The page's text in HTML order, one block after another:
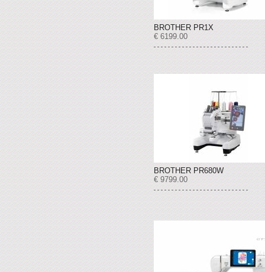
BROTHER PR1X
€ 6199.00
BROTHER PR680W
€ 9799.00